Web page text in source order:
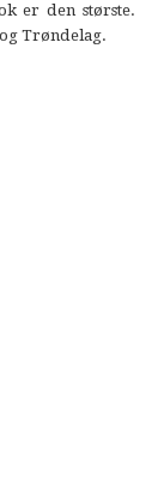
er den største.
Trøndelag.